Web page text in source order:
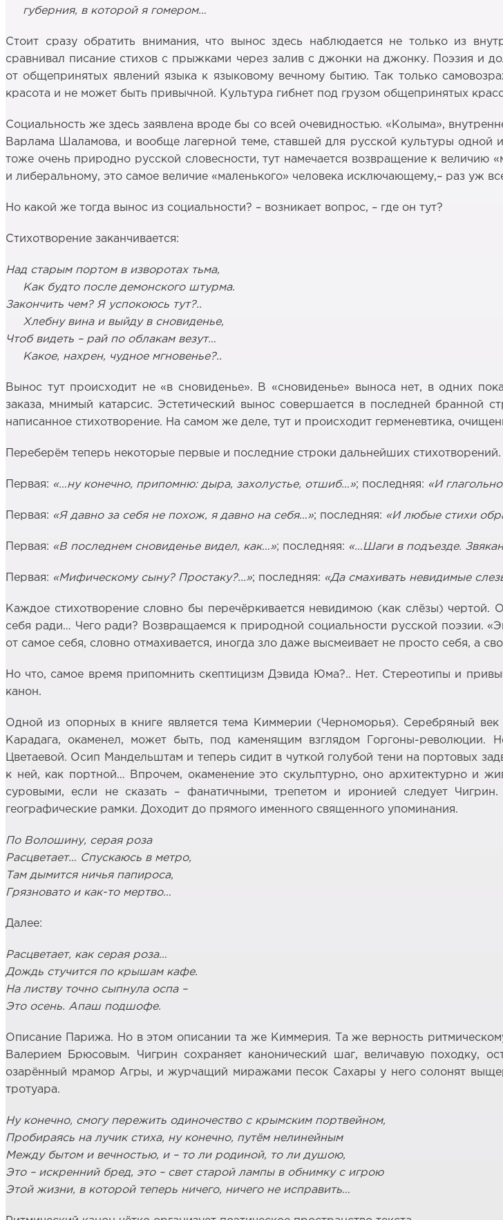
губерния, в которой я гомером…
Стоит сразу обратить внимания, что вынос здесь наблюдается не только из
сравнивал писание стихов с прыжками через залив с джонки на джонку. Поэзия и
от общепринятых явлений языка к языковому вечному бытию. Так только
красота и не может быть привычной. Культура гибнет под грузом общепринятых
Социальность же здесь заявлена вроде бы со всей очевидностью. «Колыма»,
Варлама Шаламова, и вообще лагерной теме, ставшей для русской культуры
тоже очень природно русской словесности, тут намечается возвращение к величию
и либеральному, это самое величие «маленького» человека исключающему,– раз уж
Но какой же тогда вынос из социальности? – возникает вопрос, – где он тут?
Стихотворение заканчивается:
Над старым портом в изворотах тьма,
Как будто после демонского штурма.
Закончить чем? Я успокоюсь тут?..
Хлебну вина и выйду в сновиденье,
Чтоб видеть – рай по облакам везут…
Какое, нахрен, чудное мгновенье?..
Вынос тут происходит не «в сновиденье». В «сновиденье» выноса нет, в одних
заказа, мнимый катарсис. Эстетический вынос совершается в последней бранной
написанное стихотворение. На самом же деле, тут и происходит герменевтика,
Переберём теперь некоторые первые и последние строки дальнейших стихотворений.
Первая: «…ну конечно, припомню: дыра, захолустье, отшиб…»; последняя: «И
Первая: «Я давно за себя не похож, я давно на себя…»; последняя: «И любые стихи
Первая: «В последнем сновиденье видел, как…»; последняя: «…Шаги в подъезде.
Первая: «Мифическому сыну? Простаку?...»; последняя: «Да смахивать невидимые
Каждое стихотворение словно бы перечёркивается невидимою (как слёзы) чертой.
себя ради… Чего ради? Возвращаемся к природной социальности русской поэзии.
от самое себя, словно отмахивается, иногда зло даже высмеивает не просто себя, а
Но что, самое время припомнить скептицизм Дэвида Юма?.. Нет. Стереотипы и
канон.
Одной из опорных в книге является тема Киммерии (Черноморья). Серебряный
Карадага, окаменел, может быть, под каменящим взглядом Горгоны-революции.
Цветаевой. Осип Мандельштам и теперь сидит в чуткой голубой тени на портовых
к ней, как портной… Впрочем, окаменение это скульптурно, оно архитектурно и
суровыми, если не сказать – фанатичными, трепетом и иронией следует
географические рамки. Доходит до прямого именного священного упоминания.
По Волошину, серая роза
Расцветает… Спускаюсь в метро,
Там дымится ничья папироса,
Грязновато и как-то мертво…
Далее:
Расцветает, как серая роза…
Дождь стучится по крышам кафе.
На листву точно сыпнула оспа –
Это осень. Апаш подшофе.
Описание Парижа. Но в этом описании та же Киммерия. Та же верность
Валерием Брюсовым. Чигрин сохраняет канонический шаг, величавую походку,
озарённый мрамор Агры, и журчащий миражами песок Сахары у него солонят
тротуара.
Ну конечно, смогу пережить одиночество с крымским портвейном,
Пробираясь на лучик стиха, ну конечно, путём нелинейным
Между бытом и вечностью, и – то ли родиной, то ли душою,
Это – искренний бред, это – свет старой лампы в обнимку с игрою
Этой жизни, в которой теперь ничего, ничего не исправить…